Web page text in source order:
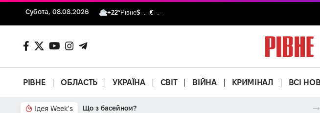
Субота, 08.08.2026 +22°Рівне$--.--€--.--
РІВНЕ ОБЛАСТЬ УКРАЇНА СВІТ ВІЙНА КРИМІНАЛ ВСІ
Ідея Week's Що з басейном?